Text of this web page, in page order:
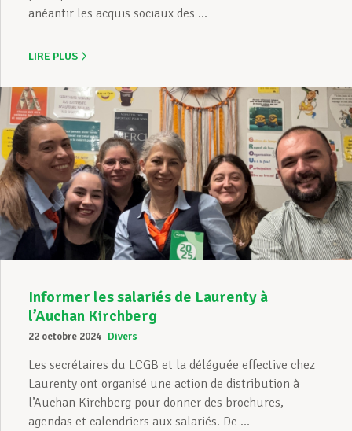
anéantir les acquis sociaux des ...
LIRE PLUS
Informer les salariés de Laurenty à
l’Auchan Kirchberg
22 octobre 2024 Divers
Les secrétaires du LCGB et la déléguée effective chez
Laurenty ont organisé une action de distribution à
l’Auchan Kirchberg pour donner des brochures,
agendas et calendriers aux salariés. De ...